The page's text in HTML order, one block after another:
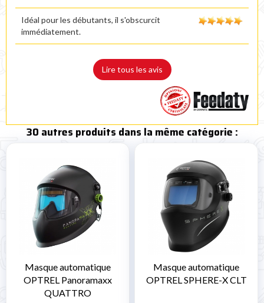
Idéal pour les débutants, il s'obscurcit
immédiatement.
Lire tous les avis
30 autres produits dans la même catégorie :
Masque automatique
OPTREL Panoramaxx
QUATTRO
Masque automatique
OPTREL SPHERE-X CLT